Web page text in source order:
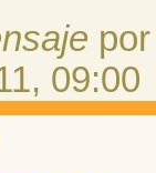
09:00